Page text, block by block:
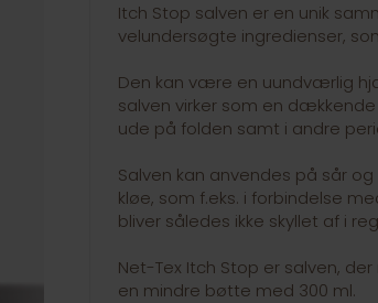
Itch Stop salven er en unik
velundersøgte ingredienser,
Den kan være en uundværlig
salven virker som en
ude på folden samt i andre
Salven kan anvendes på sår
kløe, som f.eks. i forbindelse
bliver således ikke skyllet af i
Net-Tex Itch Stop er salven,
en mindre bøtte med 300 ml.